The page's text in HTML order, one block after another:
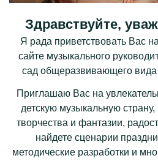
ФОТО
ВИДЕО
КОНТАКТЫ
Здравствуйте,
Я рада приветствовать Вас
сайте музыкального
сад общеразвивающего
Приглашаю Вас на
детскую музыкальную
творчества и фантазии,
найдете сценарии
методические разработки и